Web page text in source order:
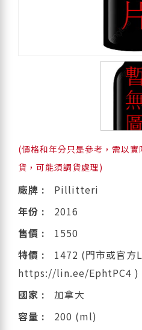
(價格和年分只是參考，需以
貨，可能須調貨處理)
廠牌 :
Pillitteri
年份 :
2016
售價 :
1550
特價 :
1472 (門市或官方
https://lin.ee/EphtPC4 )
國家 :
加拿大
容量 :
200 (ml)